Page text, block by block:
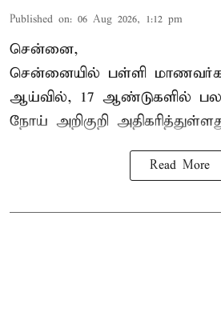
Published on: 06 Aug 2026, 1:12 pm
சென்னை,
சென்னையில் பள்ளி
ஆய்வில், 17 ஆண்டுகளில் பல
நோய் அறிகுறி
Read More